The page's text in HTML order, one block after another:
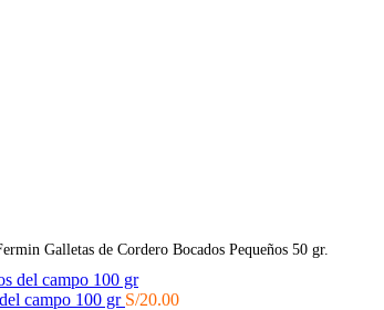
Galletas de Cordero Bocados Pequeños 50 gr.
campo 100 gr S/20.00